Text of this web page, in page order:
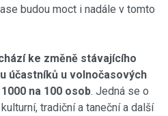
budou moct i nadále v tomto
ke změně stávajícího
účastníků u volnočasových
na 100 osob. Jedná se o
tradiční a taneční a další